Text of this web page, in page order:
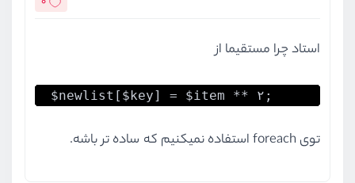
استاد چرا مستقیما از
$newlist[$key] = $item ** ۲;
توی foreach استفاده نمیکنیم که ساده تر باشه.